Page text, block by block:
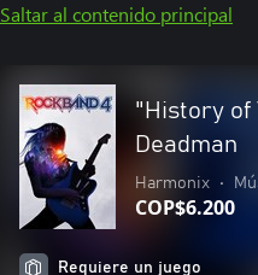
Saltar al contenido principal
"History of
Deadman
Harmonix •
COP$6.200
Requiere un juego